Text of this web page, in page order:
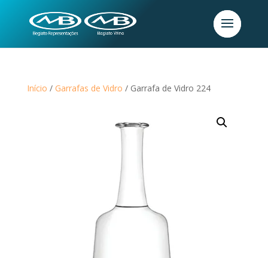
Início / Garrafas de Vidro / Garrafa de Vidro 224